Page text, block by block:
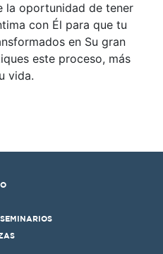
la oportunidad de tener
con Él para que tu
en Su gran
este proceso, más
vida.